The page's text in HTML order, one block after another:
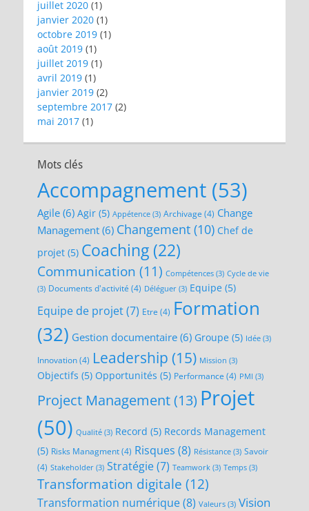
juillet 2020 (1)
janvier 2020 (1)
octobre 2019 (1)
août 2019 (1)
juillet 2019 (1)
avril 2019 (1)
janvier 2019 (2)
septembre 2017 (2)
mai 2017 (1)
Mots clés
Accompagnement (53)
Agile (6) Agir (5) Appétence (3) Archivage (4) Change
Management (6) Changement (10) Chef de
projet (5) Coaching (22)
Communication (11) Compétences (3) Cycle de vie
(3) Documents d'activité (4) Déléguer (3) Equipe (5)
Equipe de projet(7) Etre (4) Formation
(32) Gestion documentaire (6) Groupe (5) Idée (3)
Innovation(4) Leadership (15) Mission (3)
Objectifs (5) Opportunités (5) Performance (4) PMI (3)
Project Management(13) Projet
(50) Qualité (3) Record (5) Records Management
(5) Risks Managment(4) Risques (8) Résistance (3) Savoir
(4) Stakeholder (3) Stratégie(7) Teamwork (3) Temps (3)
Transformation digitale (12)
Transformation numérique(8) Valeurs (3) Vision